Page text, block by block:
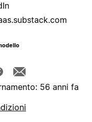
56 anni fa